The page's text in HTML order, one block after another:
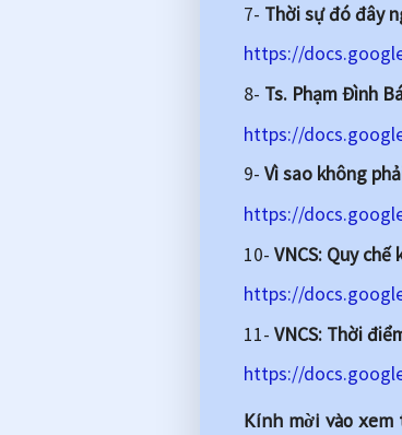
7- Thời sự đó đây
https://
8- Ts. Phạm Đình
https://
9- Vì sao không
https://
10- VNCS: Quy
https://
11- VNCS: Thời
https://
Kính mời vào